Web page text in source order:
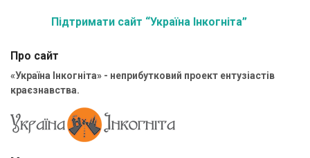
Підтримати сайт “Україна Інкогніта”
Про сайт
«Україна Інкогніта» - неприбутковий проект ентузіастів
краєзнавства.